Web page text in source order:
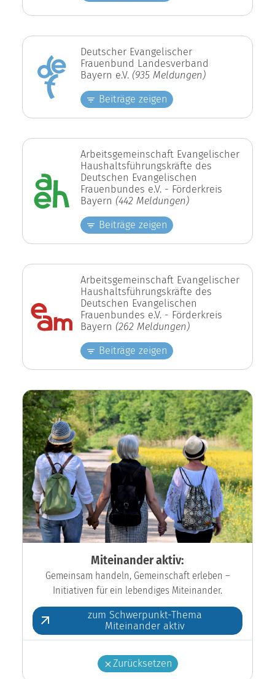
Deutscher Evangelischer
Frauenbund Landesverband
Bayern e.V. (935 Meldungen)
Beiträge zeigen
Arbeitsgemeinschaft Evangelischer
Haushaltsführungskräfte des
Deutschen Evangelischen
Frauenbundes e.V. - Förderkreis
Bayern (442 Meldungen)
Beiträge zeigen
Arbeitsgemeinschaft Evangelischer
Haushaltsführungskräfte des
Deutschen Evangelischen
Frauenbundes e.V. - Förderkreis
Bayern (262 Meldungen)
Beiträge zeigen
Miteinander aktiv:
Gemeinsam handeln, Gemeinschaft erleben –
Initiativen für ein lebendiges Miteinander.
zum Schwerpunkt-Thema
Miteinander aktiv
Zurücksetzen